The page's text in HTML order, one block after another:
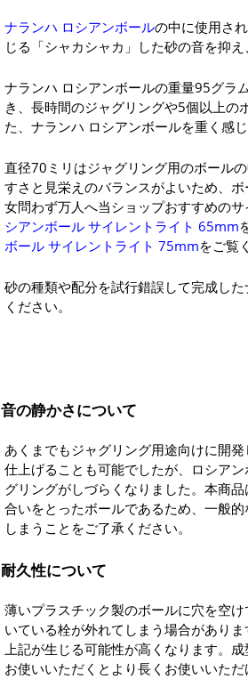
ナランハ ロシアンボールの中に使用さ
じる「シャカシャカ」した砂の音を抑
ナランハ ロシアンボールの重量95グラ
き、長時間のジャグリングや5個以上の
た、ナランハ ロシアンボールを重く感
直径70ミリはジャグリング用のボール
すさと見栄えのバランスがよいため、
女問わず万人へ当ショップおすすめの
シアンボール サイレントライト 65mm
ボール サイレントライト 75mmをご覧
砂の種類や配分を試行錯誤して完成し
ください。
音の静かさについて
あくまでもジャグリング用途向けに開
仕上げることも可能でしたが、ロシア
グリングがしづらくなりました。本商
合いをとったボールであるため、一般
しまうことをご了承ください。
耐久性について
薄いプラスチック製のボールに穴を空
いている栓が外れてしまう場合があり
上記が生じる可能性が高くなります。
お使いいただくとより長くお使いいただ